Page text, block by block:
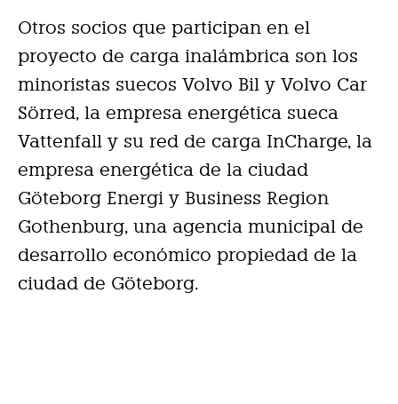
Otros socios que participan en el
proyecto de carga inalámbrica son los
minoristas suecos Volvo Bil y Volvo Car
Sörred, la empresa energética sueca
Vattenfall y su red de carga InCharge, la
empresa energética de la ciudad
Göteborg Energi y Business Region
Gothenburg, una agencia municipal de
desarrollo económico propiedad de la
ciudad de Göteborg.